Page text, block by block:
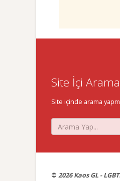
Site İçi Arama
Site içinde arama
© 2026 Kaos GL -